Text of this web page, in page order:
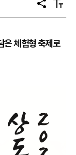
공
유
텍
스
기
은 체험형 축제로